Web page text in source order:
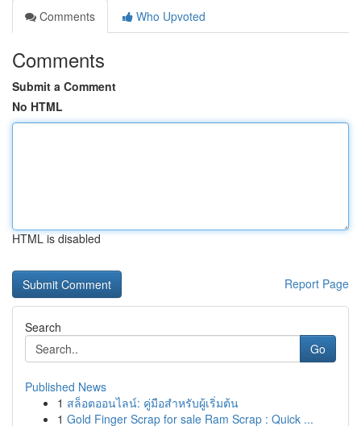
Comments
Who Upvoted
Comments
Submit a Comment
No HTML
HTML is disabled
Report Page
Search
Go
Published News
1 สล็อตออนไลน์: คู่มือสำหรับผู้เริ่มต้น
1 Gold Finger Scrap for sale Ram Scrap : Quick ...